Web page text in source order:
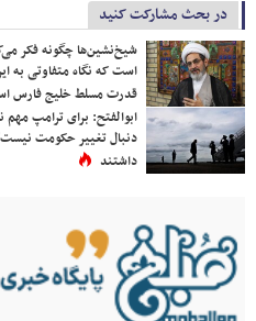
در بحث مشارکت کنید
شیخ‌نشین‌ها چگونه فکر
است که نگاه متفاوتی به
قدرت مسلط خلیج فارس
ابوالفتح: برای ترامپ مهم
دنبال تغییر حکومت
داشتند